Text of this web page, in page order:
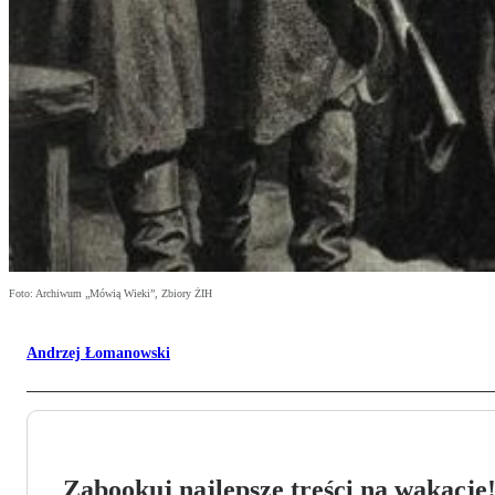
Foto: Archiwum „Mówią Wieki”, Zbiory ŻIH
Andrzej Łomanowski